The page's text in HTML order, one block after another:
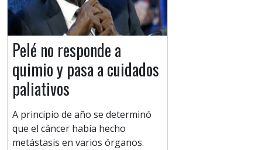
Pelé no responde a
quimio y pasa a cuidados
paliativos
A principio de año se determinó
que el cáncer había hecho
metástasis en varios órganos.